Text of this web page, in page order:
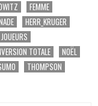
FEMME
HERR_KRUGER
TOTALE
NOËL
THOMPSON